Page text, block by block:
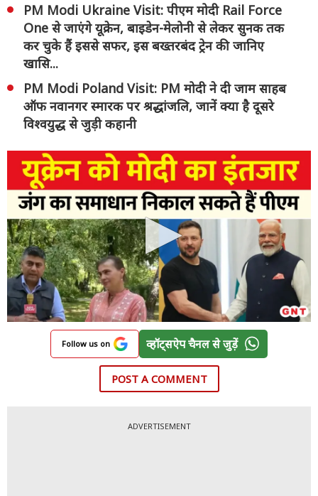
PM Modi Ukraine Visit: पीएम मोदी Rail Force
One से जाएंगे यूक्रेन, बाइडेन-मेलोनी से लेकर सुनक तक
कर चुके हैं इससे सफर, इस बख्तरबंद ट्रेन की जानिए
खासि...
PM Modi Poland Visit: PM मोदी ने दी जाम साहब
ऑफ नवानगर स्मारक पर श्रद्धांजलि, जानें क्या है दूसरे
विश्वयुद्ध से जुड़ी कहानी
Follow us on व्हॉट्सऐप चैनल से जुड़ें
POST A COMMENT
ADVERTISEMENT